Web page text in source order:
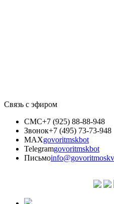
Связь с эфиром
СМС+7 (925) 88-88-948
Звонок+7 (495) 73-73-948
MAXgovoritmskbot
Telegramgovoritmskbot
Письмо